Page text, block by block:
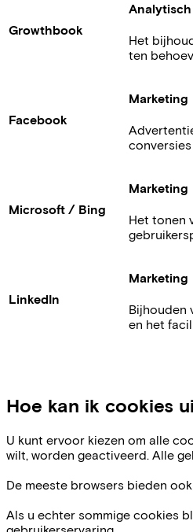
Growthbook
Analytisch
Het
ten
Facebook
Marketing
Microsoft / Bing
Marketing
Het tonen
LinkedIn
Marketing
Bijhouden
en het
Hoe kan ik cookies
U kunt ervoor kiezen om alle
wilt, worden geactiveerd. Alle
De meeste browsers bieden
Als u echter sommige cookies